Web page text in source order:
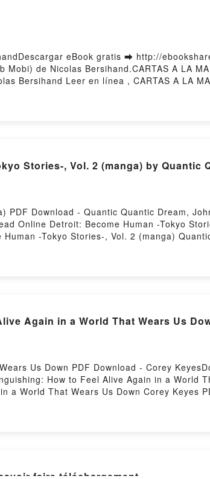
eBook gratis ➡ http://
de Nicolas Bersihand.CARTAS A LA
Bersihand Leer en línea , CARTAS A LA
by Firstory Hosting
Stories-, Vol. 2 (manga) by Quantic
PDF Download - Quantic Quantic Dream,
Online Detroit: Become Human -Tokyo
-Tokyo Stories-, Vol. 2 (manga)
Human -Tokyo Stories-, Vol. 2 (manga)
Again in a World That Wears Us
Us Down PDF Download - Corey
How to Feel Alive Again in a World
a World That Wears Us Down Corey Keyes
Down Corey Keyes Audiobook,